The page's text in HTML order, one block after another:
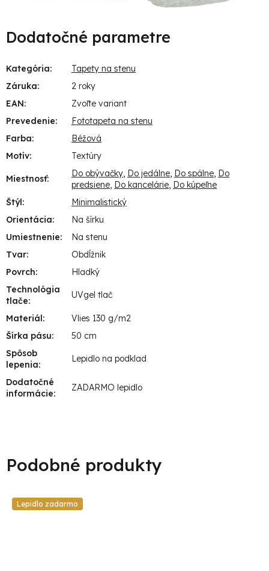
Dodatočné parametre
Kategória:
Tapety na stenu
Záruka:
2 roky
EAN:
Zvoľte variant
Prevedenie:
Fototapeta na stenu
Farba:
Béžová
Motív: Textúry
Miestnosť: Do obývačky, Do jedálne, Do spálne, Do
predsiene, Do kancelárie, Do kúpeľne
Štýl:
Minimalistický
Orientácia:
Na šírku
Umiestnenie:
Na stenu
Tvar:
Obdĺžnik
Povrch:
Hladký
Technológia
tlače:
UVgel tlač
Materiál:
Vlies 130 g/m2
Šírka pásu:
50 cm
Spôsob
lepenia:
Lepidlo na podklad
Dodatočné
informácie:
ZADARMO lepidlo
Lepidlo zadarmo